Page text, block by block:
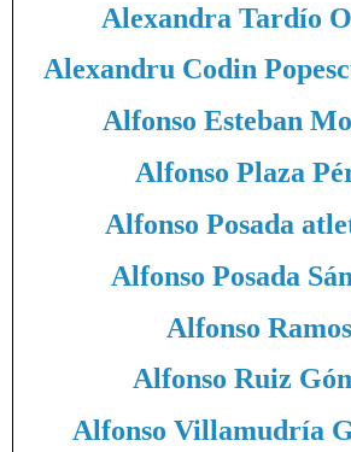
Alexandra Tardío
Alexandru Codin
Alfonso Esteban
Alfonso Plaza
Alfonso Posada
Alfonso Posada
Alfonso Ramos
Alfonso Ruiz
Alfonso Villamudría